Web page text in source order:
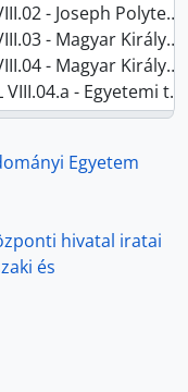
és József Műegyetem, 1850 - 1871
József Műegyetem, 1871 - 1934
Műszaki és Gazdaságtudományi Egyetem, 1934 - 1949
tanácsülési jegyzőkönyvek, 1934 - 1944
tanácsülési jegyzőkönyvek, 1938 - 1949
iktatott iratok, 1934 - 1949
Műszaki Egyetem, 1949 - 2003
és Közlekedési Műszaki Egyetem, 1952 - 1967
tanszéki csoportok iratai, -
intézmények iratai, -
egységek iratai, -
Egyesületek, 1862-
- Személyek, -
- Gyűjtemények, -
Egyetem
hivatal iratai
és